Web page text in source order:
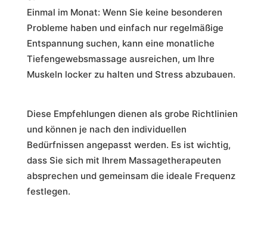
Einmal im Monat: Wenn Sie keine besonderen
Probleme haben und einfach nur regelmäßige
Entspannung suchen, kann eine monatliche
Tiefengewebsmassage ausreichen, um Ihre
Muskeln locker zu halten und Stress abzubauen.
Diese Empfehlungen dienen als grobe Richtlinien
und können je nach den individuellen
Bedürfnissen angepasst werden. Es ist wichtig,
dass Sie sich mit Ihrem Massagetherapeuten
absprechen und gemeinsam die ideale Frequenz
festlegen.